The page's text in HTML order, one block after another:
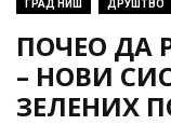
ГРАД НИШ ДРУШТВО
ПОЧЕО ДА
– НОВИ
ЗЕЛЕНИХ